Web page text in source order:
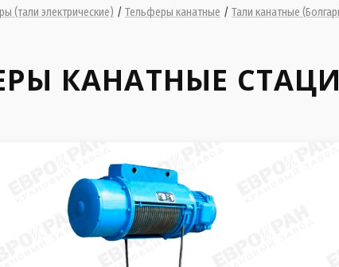
(тали электрические) / Тельферы канатные / Тали канатные
КАНАТНЫЕ